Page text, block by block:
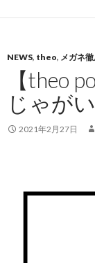
NEWS, theo, メガネ
【theo
じゃが
2021年2月27日